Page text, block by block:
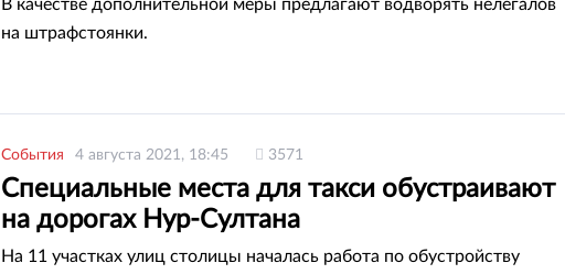
В качестве дополнительной меры предлагают водворять нелегалов
на штрафстоянки.
События 4 августа 2021, 18:45 3571
Специальные места для такси обустраивают
на дорогах Нур-Султана
На 11 участках улиц столицы началась работа по обустройству